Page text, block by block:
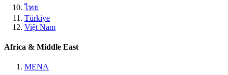
ไทย
Türkiye
Việt Nam
Africa & Middle East
MENA